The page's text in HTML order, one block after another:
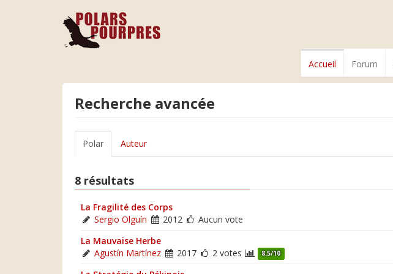
Accueil Forum
Recherche avancée
Polar Auteur
8 résultats
La Fragilité des Corps
Sergio Olguín
2012
Aucun vote
La Mauvaise Herbe
Agustín Martínez
2017 2 votes 8.5/10